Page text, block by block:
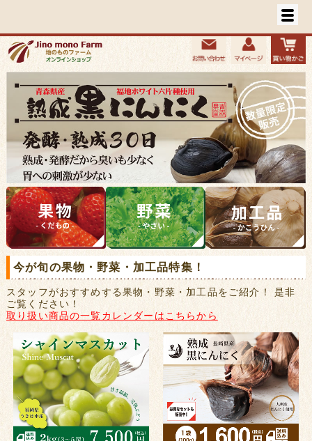
今が旬の果物・野菜・加工品特集！
スタッフがおすすめする果物・野菜・加工品をご紹介！ 是非
ご覧ください！
取り扱い商品の一覧カレンダーはこちらから